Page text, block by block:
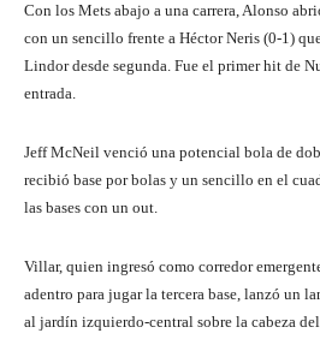
Con los Mets abajo a una carrera, Alonso
con un sencillo frente a Héctor Neris (0-1)
Lindor desde segunda. Fue el primer hit de
entrada.
Jeff McNeil venció una potencial bola de
recibió base por bolas y un sencillo en el
las bases con un out.
Villar, quien ingresó como corredor
adentro para jugar la tercera base, lanzó un
al jardín izquierdo-central sobre la cabeza